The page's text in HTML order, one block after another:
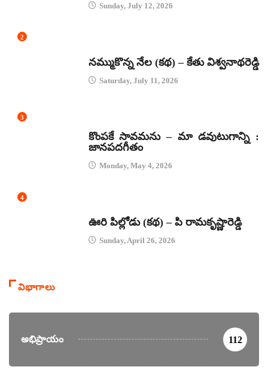
Sunday, July 12, 2026
2
నమ్ముకొన్న నేల (కథ) – కేతు విశ్వనాథరెడ్డి
Saturday, July 11, 2026
3
కొంపకే సావమను – మా డవుటుగాన్ని :
జానపదగీతం
Monday, May 4, 2026
4
ఊరి పిల్లోడు (కథ) – పి రామకృష్ణారెడ్డి
Sunday, April 26, 2026
విభాగాలు
అభిప్రాయం 112